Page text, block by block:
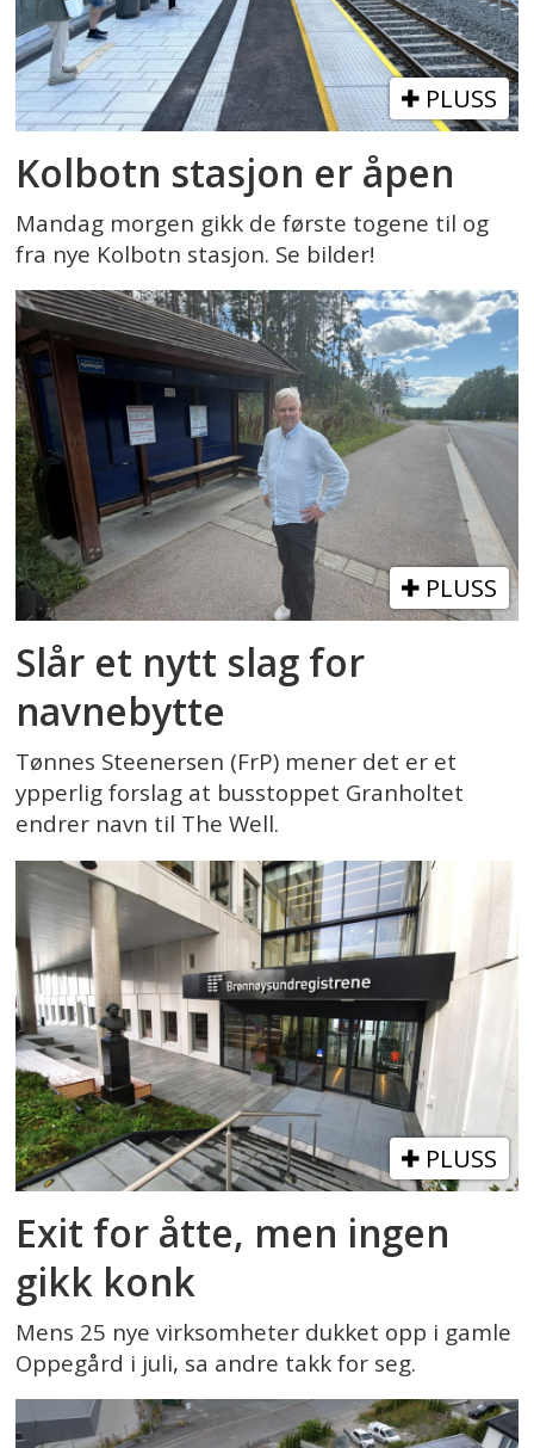
PLUSS
Kolbotn stasjon er åpen
Mandag morgen gikk de første togene til og
fra nye Kolbotn stasjon. Se bilder!
PLUSS
Slår et nytt slag for
navnebytte
Tønnes Steenersen (FrP) mener det er et
ypperlig forslag at busstoppet Granholtet
endrer navn til The Well.
PLUSS
Exit for åtte, men ingen
gikk konk
Mens 25 nye virksomheter dukket opp i gamle
Oppegård i juli, sa andre takk for seg.